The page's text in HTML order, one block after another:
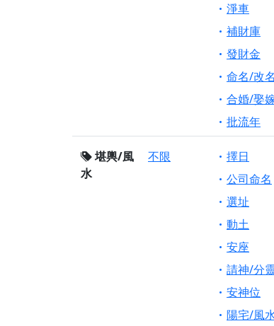
淨車
補財庫
發財金
命名/改名
合婚/娶
批流年
堪輿/風
水
不限
擇日
公司命名
選址
動土
安座
請神/分
安神位
陽宅/風